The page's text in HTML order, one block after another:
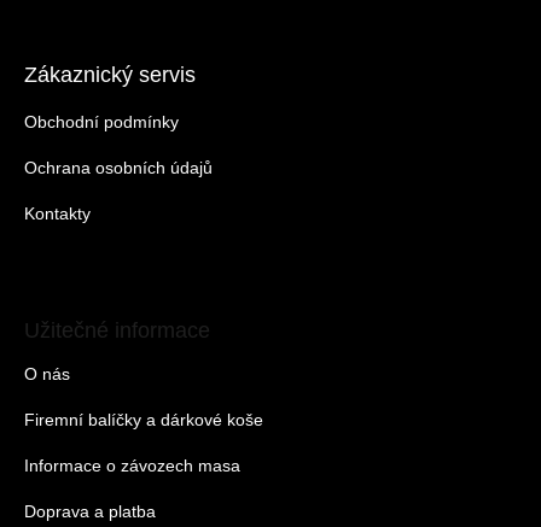
Zákaznický servis
Obchodní podmínky
Ochrana osobních údajů
Kontakty
Užitečné informace
O nás
Firemní balíčky a dárkové koše
Informace o závozech masa
Doprava a platba